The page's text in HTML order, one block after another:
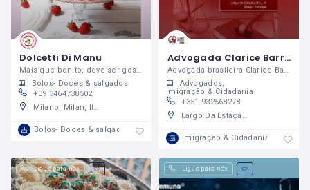
Dolcetti Di Manu
Mais que bonito, deve ser gostoso!
Bolos- Doces & salgados
+39 3464738502
Milano, Milan, Italy
Bolos- Doces & salgados
Advogada Clarice Barros
Advogada brasileira Clarice Barros
Advogados
Imigração & Cidadania
+351 932568278
Largo Da Estação, 4700-223 Braga, Braga, Portugal
Imigração & Cidadania
Ligue para nós Ligue para nós